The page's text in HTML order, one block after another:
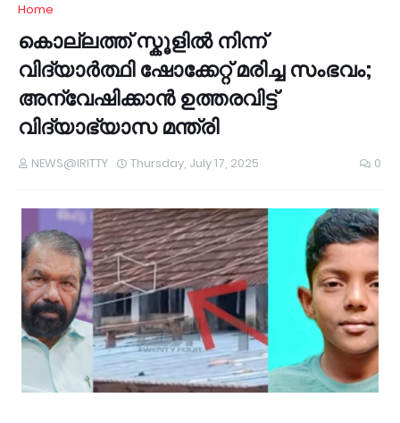
Home
കൊല്ലത്ത് സ്കൂളിൽ നിന്ന്
വിദ്യാർത്ഥി ഷോക്കേറ്റ് മരിച്ച സംഭവം;
അന്വേഷിക്കാൻ ഉത്തരവിട്ട്
വിദ്യാഭ്യാസ മന്ത്രി
NEWS@IRITTY Thursday, July 17, 2025 0